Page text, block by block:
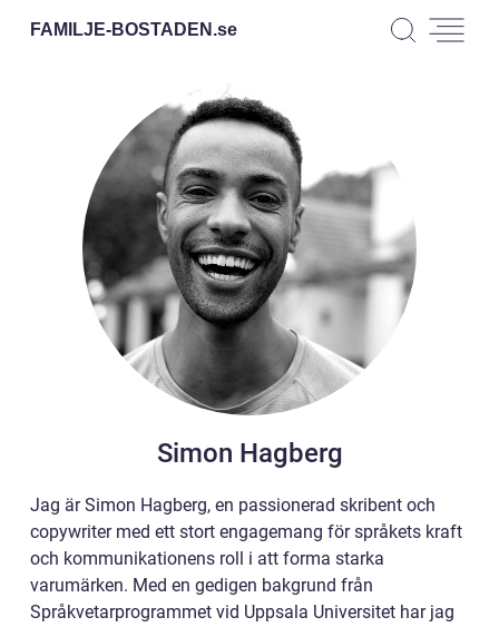
FAMILJE-BOSTADEN.se
Simon Hagberg
Jag är Simon Hagberg, en passionerad skribent och
copywriter med ett stort engagemang för språkets kraft
och kommunikationens roll i att forma starka
varumärken. Med en gedigen bakgrund från
Språkvetarprogrammet vid Uppsala Universitet har jag